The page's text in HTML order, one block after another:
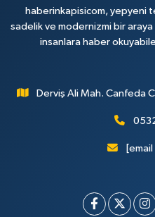
haberinkapisicom, yepyeni
sadelik ve modernizmi bir
insanlara haber
Derviş Ali Mah. Canfeda